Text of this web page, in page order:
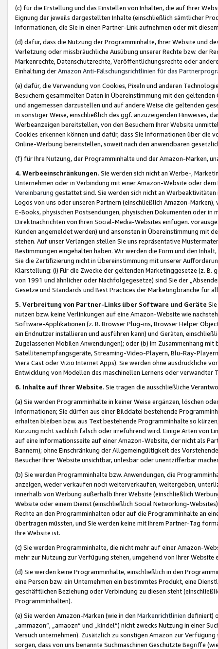
(c) für die Erstellung und das Einstellen von Inhalten, die auf Ihrer
Eignung der jeweils dargestellten Inhalte (einschließlich sämtlicher
Informationen, die Sie in einen Partner-Link aufnehmen oder mit
(d) dafür, dass die Nutzung der Programminhalte, Ihrer Website und
Verletzung oder missbräuchliche Ausübung unserer Rechte bzw. der
Markenrechte, Datenschutzrechte, Veröffentlichungsrechte oder
Einhaltung derAmazon Anti-Fälschungsrichtlinien für das
(e) dafür, die Verwendung von Cookies, Pixeln und anderen
Besuchern gesammelten Daten in Übereinstimmung mit den
und angemessen darzustellen und auf andere Weise die geltenden
in sonstiger Weise, einschließlich des ggf. anzuzeigenden Hinweises,
Werbeanzeigen bereitstellen, von den Besuchern Ihrer Website
Cookies erkennen können und dafür, dass Sie Informationen über die
Online-Werbung bereitstellen, soweit nach den anwendbaren
(f) für Ihre Nutzung, der Programminhalte und der Amazon-Marken,
4. Werbeeinschränkungen. Sie werden sich nicht an Werbe-,
Unternehmen oder in Verbindung mit einer Amazon-Website oder
Vereinbarung gestattet sind. Sie werden sich nicht an
Logos von uns oder unseren Partnern (einschließlich Amazon-
E-Books, physischen Postsendungen, physischen Dokumenten oder in
Direktnachrichten von Ihren Social-Media-Websites einfügen.
Kunden angemeldet werden) und ansonsten in Übereinstimmung mit
stehen. Auf unser Verlangen stellen Sie uns repräsentative
Bestimmungen eingehalten haben. Wir werden die Form und den
Sie die Zertifizierung nicht in Übereinstimmung mit unserer
Klarstellung: (i) Für die Zwecke der geltenden Marketinggesetze (z. B.
von 1991 und ähnlicher oder Nachfolgegesetze) sind Sie der
Gesetze und Standards und Best Practices der Marketingbranche für
5. Verbreitung von Partner-Links über Software und Geräte
nutzen bzw. keine Verlinkungen auf eine Amazon-Website wie
Software-Applikationen (z. B. Browser Plug-ins, Browser Helper
ein Endnutzer installieren und ausführen kann) und Geräten,
Zugelassenen Mobilen Anwendungen); oder (b) im Zusammenhang
Satellitenempfangsgeräte, Streaming-Video-Playern, Blu-Ray-
Viera Cast oder Vizio Internet Apps). Sie werden ohne ausdrückliche
Entwicklung von Modellen des maschinellen Lernens oder
6. Inhalte auf Ihrer Website. Sie tragen die ausschließliche
(a) Sie werden Programminhalte in keiner Weise ergänzen, löschen
Informationen; Sie dürfen aus einer Bilddatei bestehende
erhalten bleiben bzw. aus Text bestehende Programminhalte so
Kürzung nicht sachlich falsch oder irreführend wird. Einige Arten von
auf eine Informationsseite auf einer Amazon-Website, der nicht als
Bannern); ohne Einschränkung der Allgemeingültigkeit des
Besucher Ihrer Website unsichtbar, unlesbar oder unentzifferbar
(b) Sie werden Programminhalte bzw. Anwendungen, die
anzeigen, weder verkaufen noch weiterverkaufen, weitergeben,
innerhalb von Werbung außerhalb Ihrer Website (einschließlich
Website oder einem Dienst (einschließlich Social Networking-
Rechte an den Programminhalten oder auf die Programminhalte an
übertragen müssten, und Sie werden keine mit Ihrem Partner-Tag
Ihre Website ist.
(c) Sie werden Programminhalte, die nicht mehr auf einer Amazon-
mehr zur Nutzung zur Verfügung stehen, umgehend von Ihrer
(d) Sie werden keine Programminhalte, einschließlich in den
eine Person bzw. ein Unternehmen ein bestimmtes Produkt, eine
geschäftlichen Beziehung oder Verbindung zu diesen steht
Programminhalten).
(e) Sie werden Amazon-Marken (wie in den Markenrichtlinien definiert)
„ammazon“, „amaozn“ und „kindel“) nicht zwecks Nutzung in einer
Versuch unternehmen). Zusätzlich zu sonstigen Amazon zur
sorgen, dass von uns benannte Suchmaschinen Geschützte Begriffe